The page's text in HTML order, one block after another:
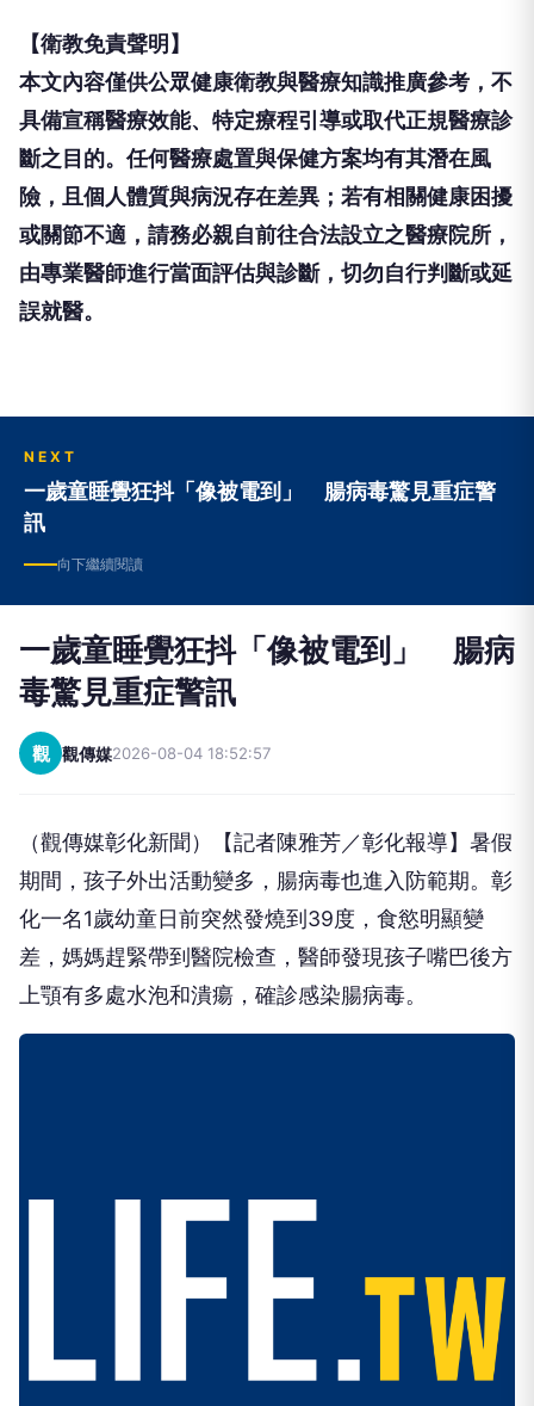
【衛教免責聲明】
本文內容僅供公眾健康衛教與醫療知識推廣參考，不
具備宣稱醫療效能、特定療程引導或取代正規醫療診
斷之目的。任何醫療處置與保健方案均有其潛在風
險，且個人體質與病況存在差異；若有相關健康困擾
或關節不適，請務必親自前往合法設立之醫療院所，
由專業醫師進行當面評估與診斷，切勿自行判斷或延
誤就醫。
NEXT
一歲童睡覺狂抖「像被電到」 腸病毒驚見重症警
訊
向下繼續閱讀
一歲童睡覺狂抖「像被電到」 腸病
毒驚見重症警訊
觀 觀傳媒2026-08-04 18:52:57
（觀傳媒彰化新聞）【記者陳雅芳／彰化報導】暑假
期間，孩子外出活動變多，腸病毒也進入防範期。彰
化一名1歲幼童日前突然發燒到39度，食慾明顯變
差，媽媽趕緊帶到醫院檢查，醫師發現孩子嘴巴後方
上顎有多處水泡和潰瘍，確診感染腸病毒。